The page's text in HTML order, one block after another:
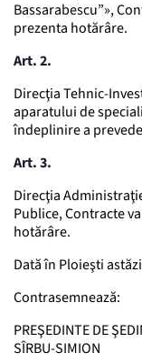
Bassarabescu”»,
prezenta hotărâre.
Art. 2.
Direcţia Tehnic-
aparatului de
îndeplinire a
Art. 3.
Direcţia
Publice, Contracte
hotărâre.
Dată în Ploieşti
Contrasemnează:
PREŞEDINTE DE
SÎRBU-SIMION